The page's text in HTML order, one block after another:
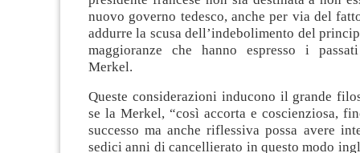
nuovo governo tedesco, anche per via del
addurre la scusa dell’indebolimento del
maggioranze che hanno espresso i
Merkel.
Queste considerazioni inducono il grande
se la Merkel, “così accorta e coscienziosa,
successo ma anche riflessiva possa avere
sedici anni di cancellierato in questo modo